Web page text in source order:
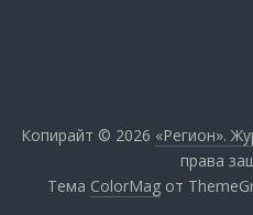
Копирайт © 2026 «Регион».
права
Тема ColorMag от